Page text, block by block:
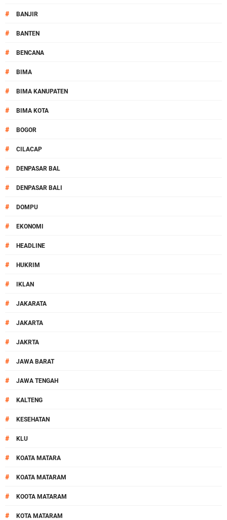
# BANJIR
# BANTEN
# BENCANA
# BIMA
# BIMA KANUPATEN
# BIMA KOTA
# BOGOR
# CILACAP
# DENPASAR BAL
# DENPASAR BALI
# DOMPU
# EKONOMI
# HEADLINE
# HUKRIM
# IKLAN
# JAKARATA
# JAKARTA
# JAKRTA
# JAWA BARAT
# JAWA TENGAH
# KALTENG
# KESEHATAN
# KLU
# KOATA MATARA
# KOATA MATARAM
# KOOTA MATARAM
# KOTA MATARAM